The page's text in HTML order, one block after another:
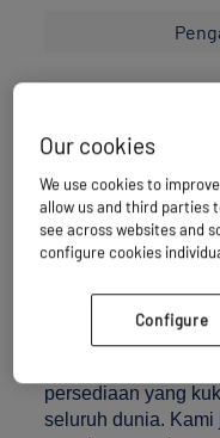
yang
besar, dan pukal
kami telah
pengangkutan
jambatan,
Kami telah
persediaan yang
seluruh dunia.
Our cookies
We use cookies to
allow us and third parties
see across websites and
configure cookies
Configure